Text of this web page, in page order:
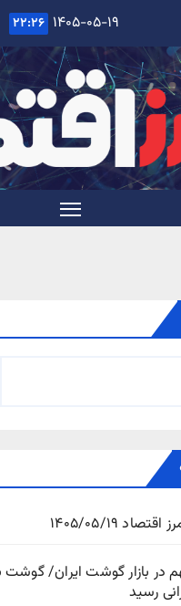
۱۴۰۵-۰۵-۱۹ ۲۲:۲۶
۱۴۰۵/۰۵/۱۹
در بازار گوشت ایران/ گوشت
رسید